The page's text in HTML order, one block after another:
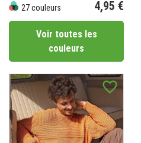
27 couleurs 4,95 €
Voir toutes les
couleurs
favorite_border